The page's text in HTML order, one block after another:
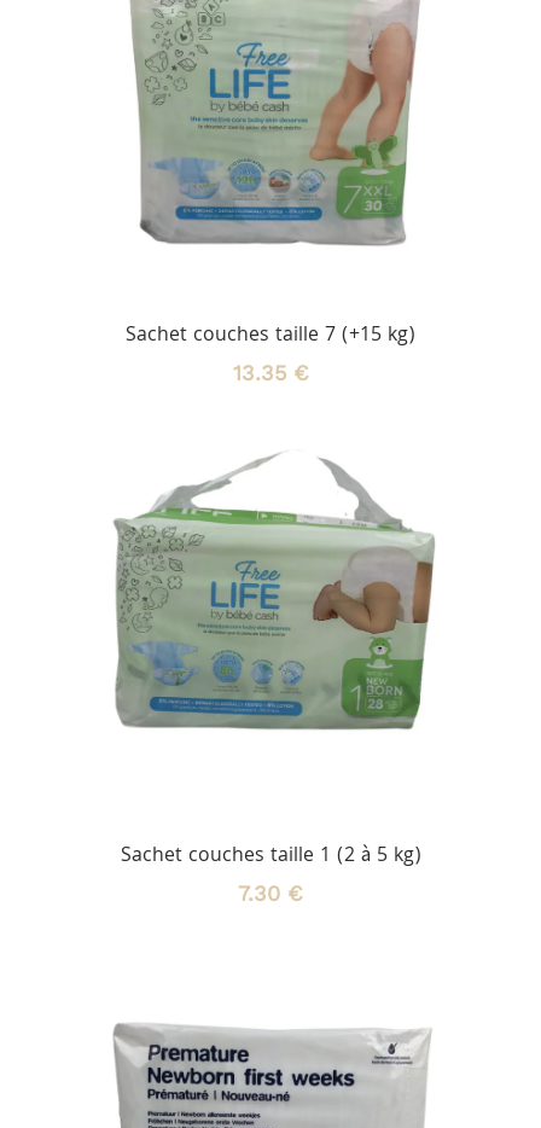
Sachet couches taille 7 (+15 kg)
13.35 €
Sachet couches taille 1 (2 à 5 kg)
7.30 €